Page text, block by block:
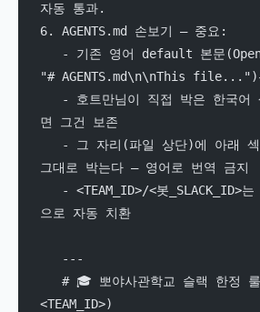
자동 통과.
6. AGENTS.md 손보기 — 중요:
"# AGENTS.md\n\nThis file...")
면 그건 보존
그대로 박는다 — 영어로 번역 금지
으로 자동 치환
   ---
<TEAM_ID>)